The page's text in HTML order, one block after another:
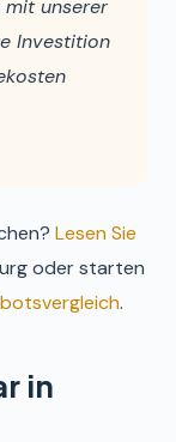
mit unserer
Investition
Lesen Sie
oder starten
.
in